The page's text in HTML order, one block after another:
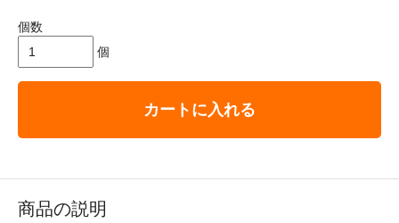
個数
個
カートに入れる
商品の説明